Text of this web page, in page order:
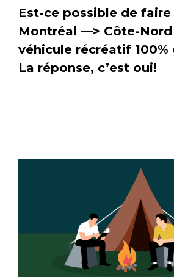
Est-ce possible de
Montréal —> Côte-Nord
véhicule récréatif 100%
La réponse, c’est oui!